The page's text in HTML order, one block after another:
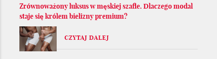
Zrównoważony luksus w męskiej szafie. Dlaczego modal
staje się królem bielizny premium?
CZYTAJ DALEJ